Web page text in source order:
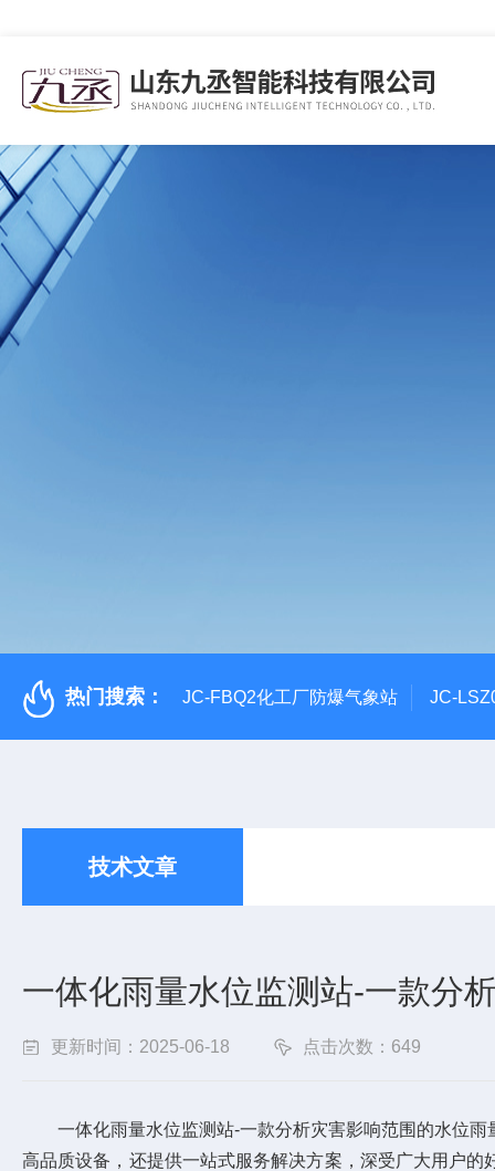
热门搜索： JC-FBQ2化工厂防爆气象站 JC-
技术文章
一体化雨量水位监测站-一款分
更新时间：2025-06-18 点击次数：649
一体化雨量水位监测站-一款分析灾害影响范围的水位雨
高品质设备，还提供一站式服务解决方案，深受广大用户